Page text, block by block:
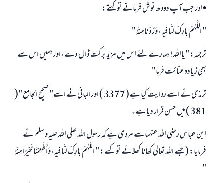
• اور جب آپ دودھ نوش فرماتے تو کہتے:
" اللَّهُمَّ بَارِكْ لَنَا فِيهِ ، وَزِدْنَا مِنْهُ "
ترجمہ: "یا اللہ! ہمارے لئے اس میں مزید برکت ڈال دے، اور ہمیں اس سے
بھی زیادہ عنائت فرما"
ترمذی نے اسے روایت کیا ہے( 3377 ) اور البانی نے اسے" صحيح الجامع " (
381 ) میں حسن قرار دیا ہے۔
ابن عباس رضی اللہ عنہما سے مروی ہے کہ رسول اللہ صلی اللہ علیہ وسلم نے
فرمایا: (جسے اللہ تعالی کھانا کھلائے تو کہے: " اللَّهُمَّ بَارِكْ لَنَا فِيهِ ، وَأَطْعِمْنَا خَيْرًا مِنْهُ
"